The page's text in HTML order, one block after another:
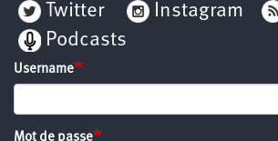
Twitter
Instagram
Podcasts
Username
Mot de passe